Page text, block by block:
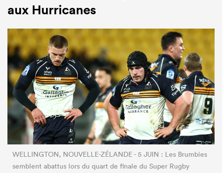
aux Hurricanes
WELLINGTON, NOUVELLE-ZÉLANDE - 5 JUIN : Les Brumbies
semblent abattus lors du quart de finale du Super Rugby